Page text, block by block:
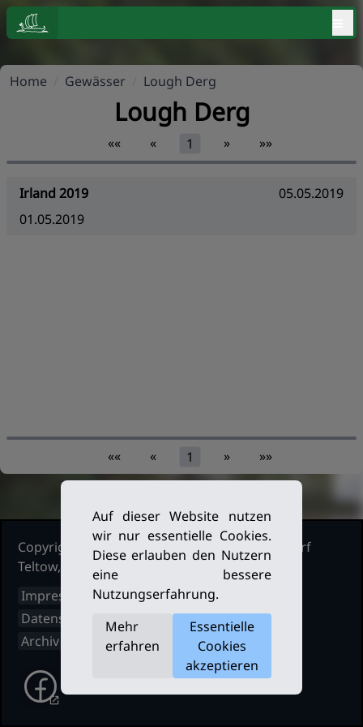
Home Gewässer Lough Derg
Lough Derg
«« « 1 » »»
Irland 2019
05.05.2019
01.05.2019
«« « 1 » »»
Copyright Ruderclub Kleinmachnow Stahnsdorf
Teltow, 2026. Alle Rechte vorbehalten.
Impressum
Datenschutz
Archiv
Auf dieser Website nutzen
wir nur essentielle Cookies.
Diese erlauben den Nutzern
eine bessere
Nutzungserfahrung.
Mehr
erfahren
Essentielle
Cookies
akzeptieren